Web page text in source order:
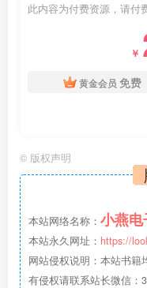
此内容为付费资源，请付
￥
黄金会员 免费
© 版权声明
本站网络名称： 小燕
本站永久网址： https://
网站侵权说明：本站书籍
有侵权请联系站长微信：